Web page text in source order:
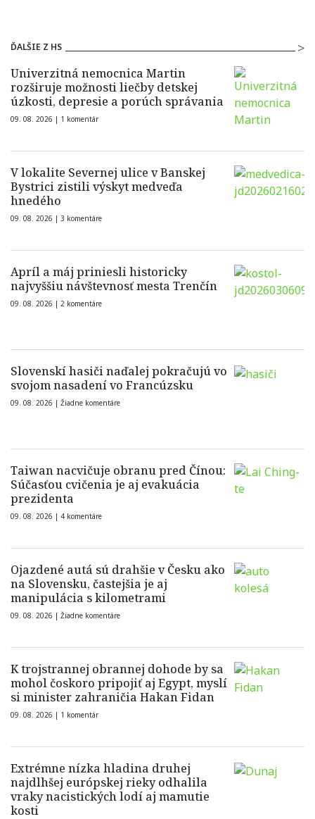
ĎALŠIE Z HS
Univerzitná nemocnica Martin
rozširuje možnosti liečby detskej
úzkosti, depresie a porúch správania
09. 08. 2026 | 1 komentár
V lokalite Severnej ulice v Banskej
Bystrici zistili výskyt medveďa
hnedého
09. 08. 2026 | 3 komentáre
Apríl a máj priniesli historicky
najvyššiu návštevnosť mesta Trenčín
09. 08. 2026 | 2 komentáre
Slovenskí hasiči naďalej pokračujú vo
svojom nasadení vo Francúzsku
09. 08. 2026 | Žiadne komentáre
Taiwan nacvičuje obranu pred Čínou:
Súčasťou cvičenia je aj evakuácia
prezidenta
09. 08. 2026 | 4 komentáre
Ojazdené autá sú drahšie v Česku ako
na Slovensku, častejšia je aj
manipulácia s kilometrami
09. 08. 2026 | Žiadne komentáre
K trojstrannej obrannej dohode by sa
mohol čoskoro pripojiť aj Egypt, myslí
si minister zahraničia Hakan Fidan
09. 08. 2026 | 1 komentár
Extrémne nízka hladina druhej
najdlhšej európskej rieky odhalila
vraky nacistických lodí aj mamutie
kosti